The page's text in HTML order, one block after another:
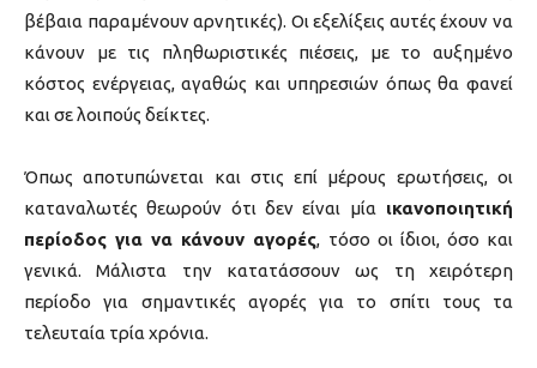
βέβαια παραμένουν αρνητικές). Οι εξελίξεις αυτές έχουν να
κάνουν με τις πληθωριστικές πιέσεις, με το αυξημένο
κόστος ενέργειας, αγαθώς και υπηρεσιών όπως θα φανεί
και σε λοιπούς δείκτες.
Όπως αποτυπώνεται και στις επί μέρους ερωτήσεις, οι
καταναλωτές θεωρούν ότι δεν είναι μίαικανοποιητική
περίοδος για να κάνουν αγορές, τόσο οι ίδιοι, όσο και
γενικά. Μάλιστα την κατατάσσουν ως τη χειρότερη
περίοδο για σημαντικές αγορές για το σπίτι τους τα
τελευταία τρία χρόνια.